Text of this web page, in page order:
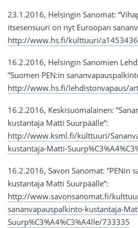
23.1.2016, Helsingin Sanomat:
itsesensuuri on nyt Euroopan
http://www.hs.fi/kulttuuri/
16.2.2016, Helsingin Sanomien
”Suomen PEN:in
http://www.hs.fi/lehdistonvapaus/
16.2.2016, Keskisuomalainen:
kustantaja Matti Suurpäälle”:
http://www.ksml.fi/kulttuuri/
kustantaja-Matti-
16.2.2016, Savon Sanomat: ”PENin
kustantaja Matti Suurpäälle”:
http://www.savonsanomat.fi/
sananvapauspalkinto-kustantaja-
Suurp%C3%A4%C3%A4lle/733335